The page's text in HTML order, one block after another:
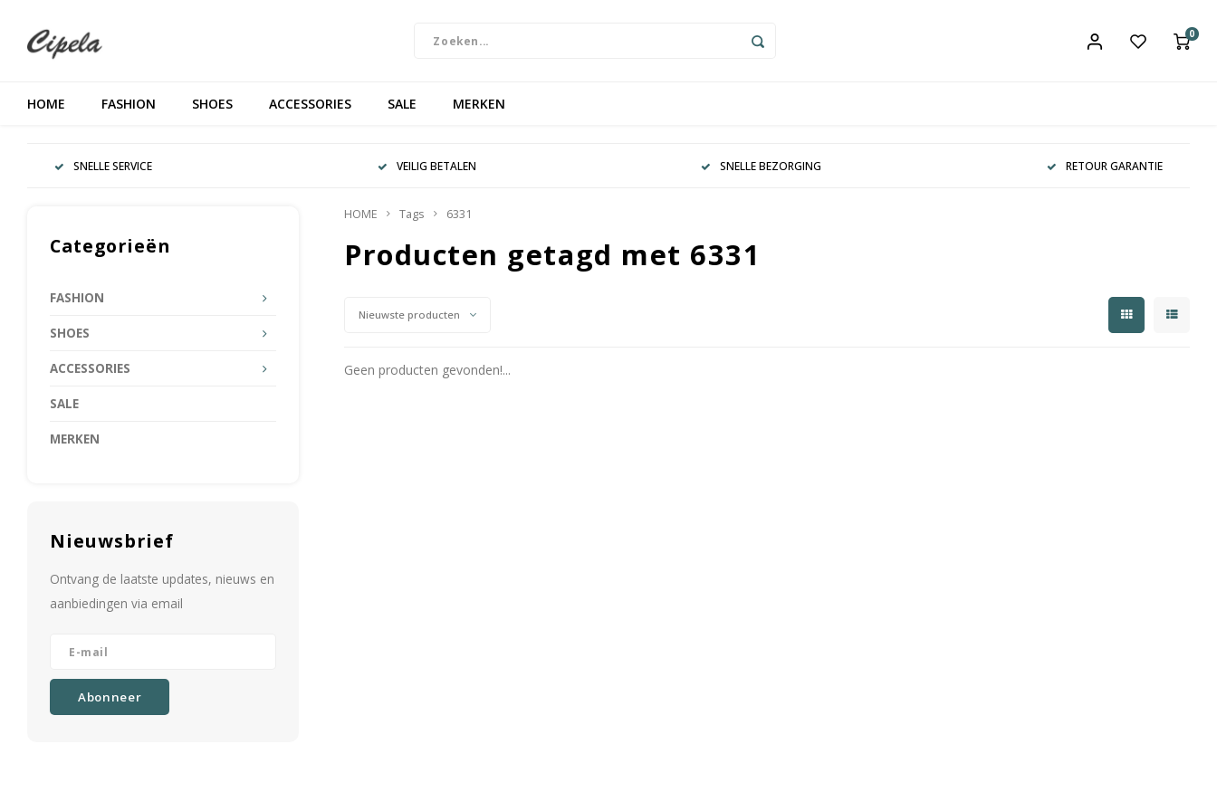
0
HOME FASHION SHOES ACCESSORIES SALE MERKEN
SNELLE SERVICE VEILIG BETALEN SNELLE BEZORGING RETOUR GARANTIE
Categorieën
FASHION
SHOES
ACCESSORIES
SALE
MERKEN
Nieuwsbrief
Ontvang de laatste updates, nieuws en
aanbiedingen via email
Abonneer
HOME Tags 6331
Producten getagd met 6331
Nieuwste producten
Geen producten gevonden!...